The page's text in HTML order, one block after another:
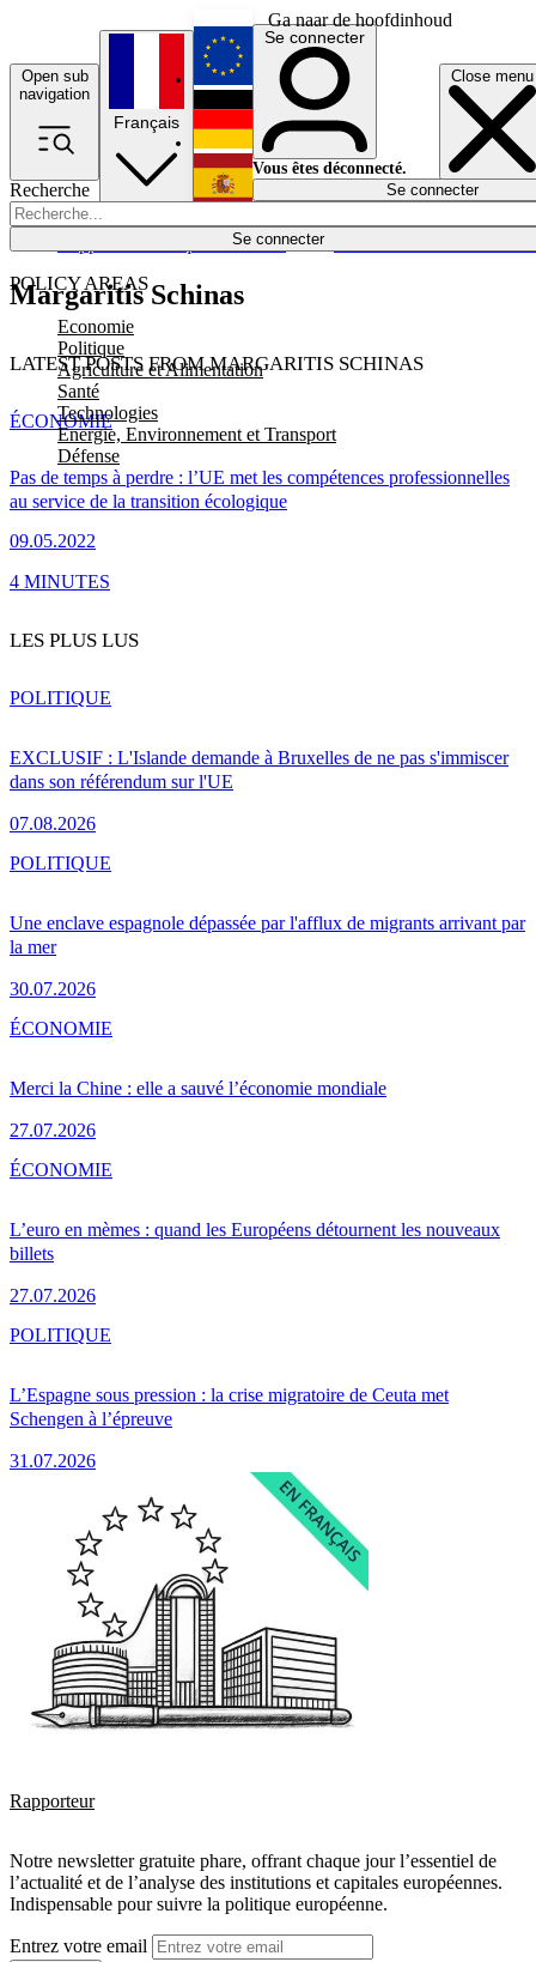
Ga naar de hoofdinhoud
Open sub
navigation
Close menu
Recherche
Se connecter
POLICY AREAS
Economie
Politique
Agriculture et Alimentation
Santé
Technologies
Energie, Environnement et Transport
Défense
Économie
Français
English
Deutsch
Español
Se connecter
Vous êtes déconnecté.
Se connecter
Margaritis Schinas
LATEST POSTS FROM MARGARITIS SCHINAS
Pas de temps à perdre : l’UE met les compétences professionnelles
au service de la transition écologique
09.05.2022
ÉCONOMIE
4 MINUTES
LES PLUS LUS
EXCLUSIF : L'Islande demande à Bruxelles de ne pas s'immiscer
dans son référendum sur l'UE
07.08.2026
POLITIQUE
Une enclave espagnole dépassée par l'afflux de migrants arrivant par
la mer
30.07.2026
POLITIQUE
Merci la Chine : elle a sauvé l’économie mondiale
27.07.2026
ÉCONOMIE
L’euro en mèmes : quand les Européens détournent les nouveaux
billets
27.07.2026
ÉCONOMIE
L’Espagne sous pression : la crise migratoire de Ceuta met
Schengen à l’épreuve
31.07.2026
POLITIQUE
Rapporteur
Notre newsletter gratuite phare, offrant chaque jour l’essentiel de
l’actualité et de l’analyse des institutions et capitales européennes.
Indispensable pour suivre la politique européenne.
Entrez votre email